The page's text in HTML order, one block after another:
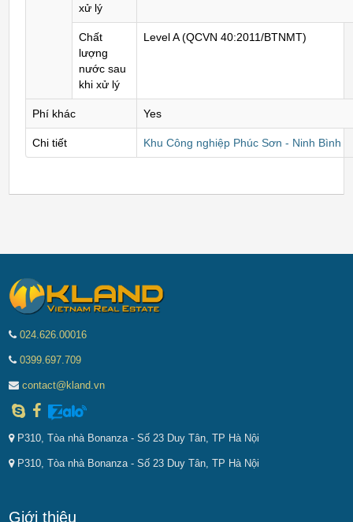
xử lý
Chất
lượng
nước sau
khi xử lý
Level A (QCVN 40:2011/BTNMT)
Phí khác Yes
Chi tiết Khu Công nghiệp Phúc Sơn - Ninh Bình
024.626.00016
0399.697.709
contact@kland.vn
P310, Tòa nhà Bonanza - Số 23 Duy Tân, TP Hà Nội
P310, Tòa nhà Bonanza - Số 23 Duy Tân, TP Hà Nội
Giới thiệu